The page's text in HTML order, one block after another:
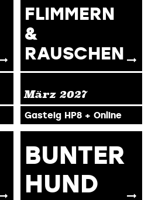
FLIMMERN
&
RAUSCHEN
März2027
Gasteig HP8 + Online
BUNTER
HUND